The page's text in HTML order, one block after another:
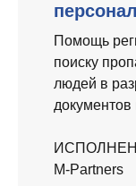
Помощь
поиску
людей в
M-Partners